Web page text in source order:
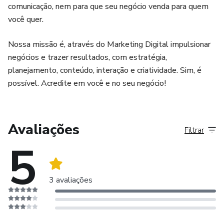
comunicação, nem para que seu negócio venda para quem
você quer.
Nossa missão é, através do Marketing Digital impulsionar
negócios e trazer resultados, com estratégia,
planejamento, conteúdo, interação e criatividade. Sim, é
possível. Acredite em você e no seu negócio!
Avaliações
5 3 avaliações
Filtrar